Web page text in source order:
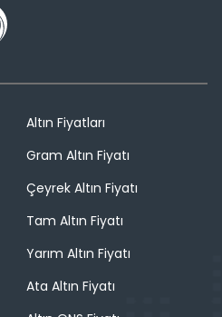
Altın Fiyatları
Gram Altın Fiyatı
Çeyrek Altın Fiyatı
Tam Altın Fiyatı
Yarım Altın Fiyatı
Ata Altın Fiyatı